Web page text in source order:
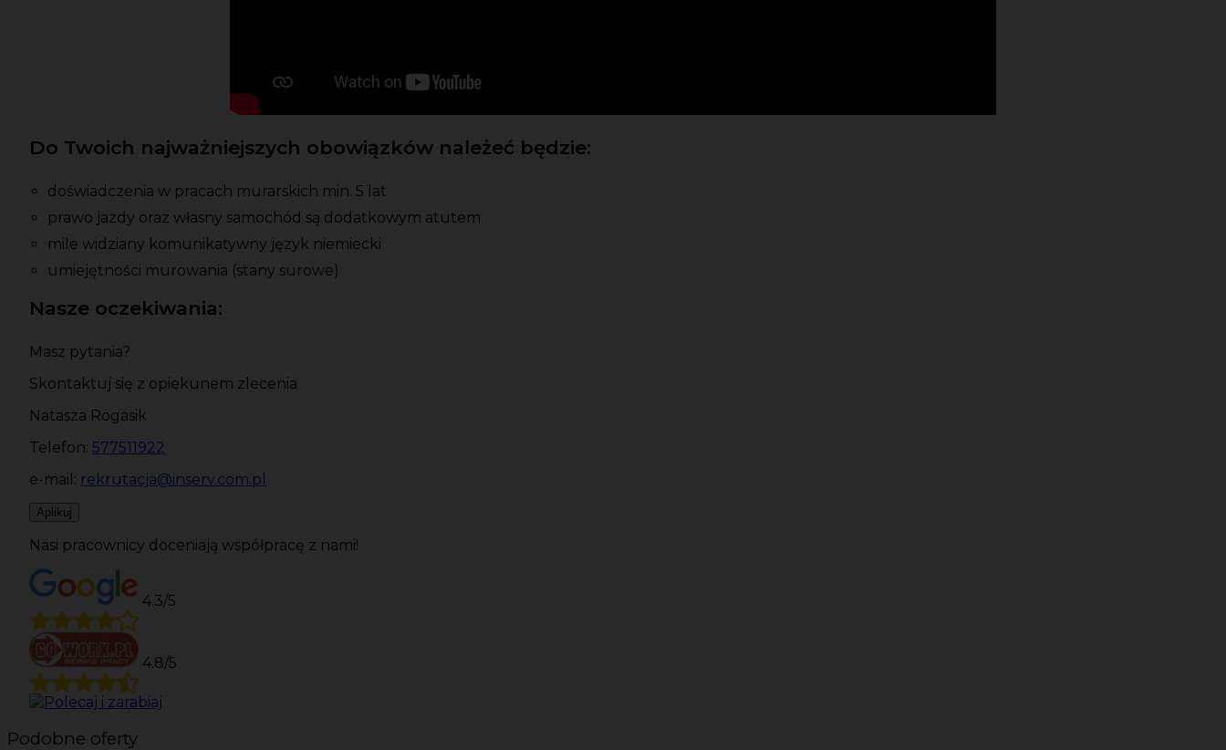
Do Twoich najważniejszych obowiązków należeć będzie:
doświadczenia w pracach murarskich min. 5 lat
prawo jazdy oraz własny samochód są dodatkowym atutem
mile widziany komunikatywny język niemiecki
umiejętności murowania (stany surowe)
Nasze oczekiwania:
Masz pytania?
Skontaktuj się z opiekunem zlecenia
Natasza Rogasik
Telefon: 577511922
e-mail: rekrutacja@inserv.com.pl
Aplikuj
Nasi pracownicy doceniają współpracę z nami!
4.3/5
4.8/5
Podobne oferty